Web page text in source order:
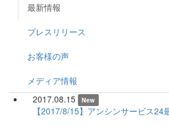
最新情報
プレスリリース
お客様の声
メディア情報
2017.08.15
New
【2017/8/15】アンシンサービス24